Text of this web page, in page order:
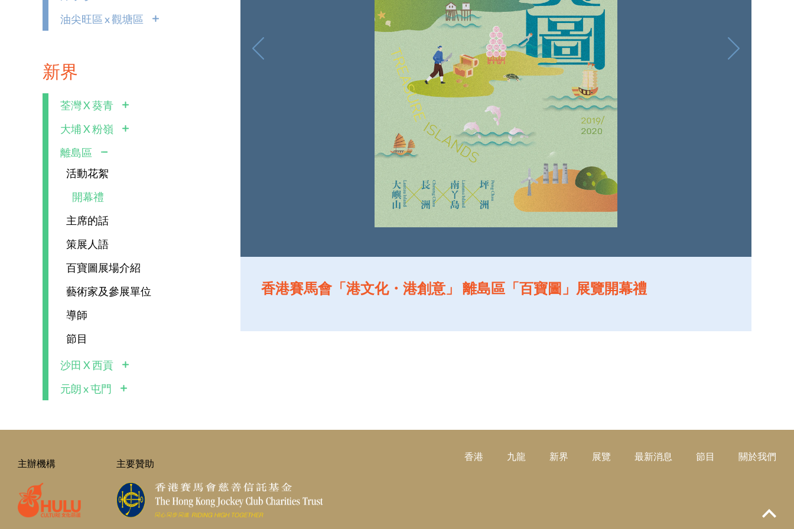
油尖旺區 x 觀塘區
新界
荃灣 X 葵青
大埔 X 粉嶺
離島區
活動花絮
開幕禮
主席的話
策展人語
百寶圖展場介紹
藝術家及參展單位
導師
節目
沙田 X 西貢
元朗 x 屯門
香港賽馬會「港文化・港創意」 離島區「百寶圖」展覽開幕禮
主辦機構 主要贊助
香港 九龍 新界 展覽 最新消息 節目 關於我們